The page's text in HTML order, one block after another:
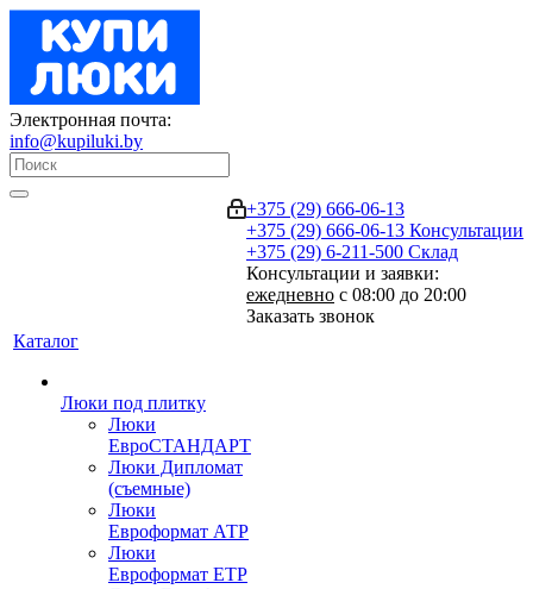
Электронная почта:
info@kupiluki.by
+375 (29) 666-06-13
+375 (29) 666-06-13 Консультации
+375 (29) 6-211-500 Склад
Консультации и заявки:
ежедневно с 08:00 до 20:00
Заказать звонок
Каталог
Люки под плитку
Люки
ЕвроСТАНДАРТ
Люки Дипломат
(съемные)
Люки
Евроформат АТР
Люки
Евроформат ЕТР